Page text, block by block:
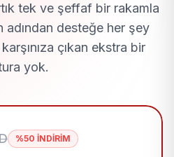
tek ve şeffaf bir rakamla
adından desteğe her şey
çıkan ekstra bir
yok.
%50 İNDİRİM